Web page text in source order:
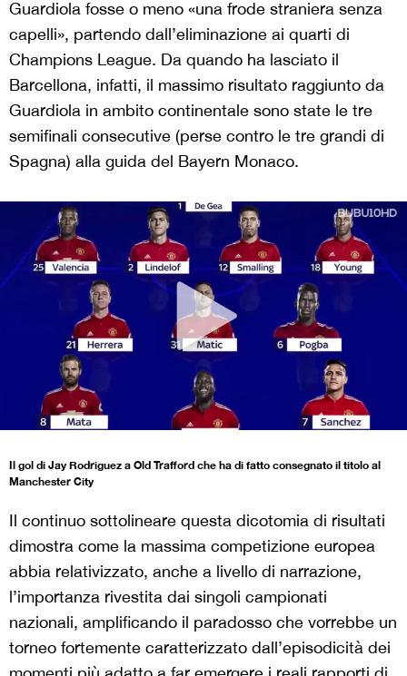
Guardiola fosse o meno «una frode straniera senza
capelli», partendo dall’eliminazione ai quarti di
Champions League. Da quando ha lasciato il
Barcellona, infatti, il massimo risultato raggiunto da
Guardiola in ambito continentale sono state le tre
semifinali consecutive (perse contro le tre grandi di
Spagna) alla guida del Bayern Monaco.
Il gol di Jay Rodriguez a Old Trafford che ha di fatto consegnato il titolo al
Manchester City
Il continuo sottolineare questa dicotomia di risultati
dimostra come la massima competizione europea
abbia relativizzato, anche a livello di narrazione,
l’importanza rivestita dai singoli campionati
nazionali, amplificando il paradosso che vorrebbe un
torneo fortemente caratterizzato dall’episodicità dei